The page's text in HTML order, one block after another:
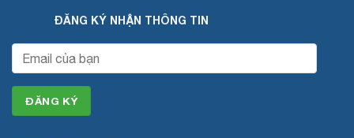
ĐĂNG KÝ NHẬN THÔNG TIN